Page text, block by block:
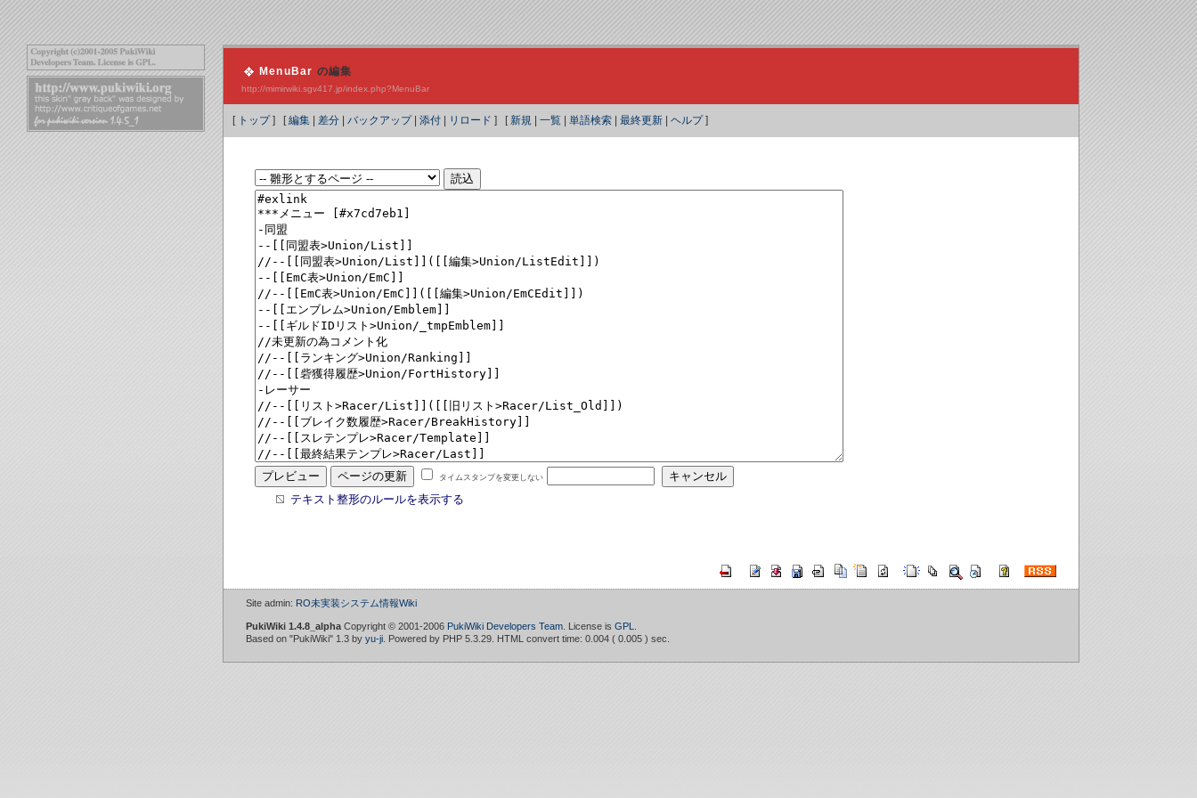
MenuBar の編集
http://mimirwiki.sgv417.jp/index.php?MenuBar
[ トップ] [編集 差分 バックアップ| 添付 リロード ] [新規 一覧 単語検索 最終更新 ヘルプ]
タイムスタンプを変更しない
テキスト整形のルールを表示する
Site admin: RO未実装システム情報Wiki
PukiWiki 1.4.8_alpha Copyright © 2001-2006 PukiWiki Developers Team . License is GPL
Based on "PukiWiki" 1.3 by yu-ji . Powered by PHP 5.3.29. HTML convert time: 0.004 ( 0.005 ) sec.